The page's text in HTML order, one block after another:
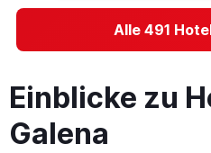
Alle 491
Einblicke zu
Galena